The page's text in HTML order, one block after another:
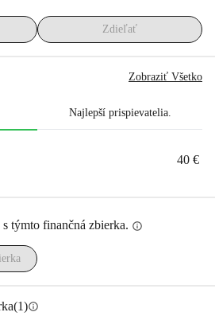
kurzy, strih a
nepretržite na
je samozrejme tiež
hodiny tanca a
realizuje projekty na
podmienok a ponúka
Momentálne zbierame
syrovárne. Vyrábať
Zdieľať
Zobraziť Všetko
Najlepší prispievatelia.
40 €
s týmto finančná zbierka. info
(1)info